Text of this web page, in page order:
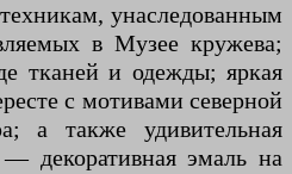
унаследованным
в Музее кружева;
тканей и одежды; яркая
с мотивами северной
а также удивительная
декоративная эмаль на